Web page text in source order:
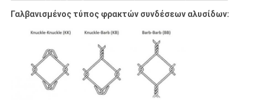
Γαλβανισμένος τύπος φρακτών συνδέσεων αλυσίδων: